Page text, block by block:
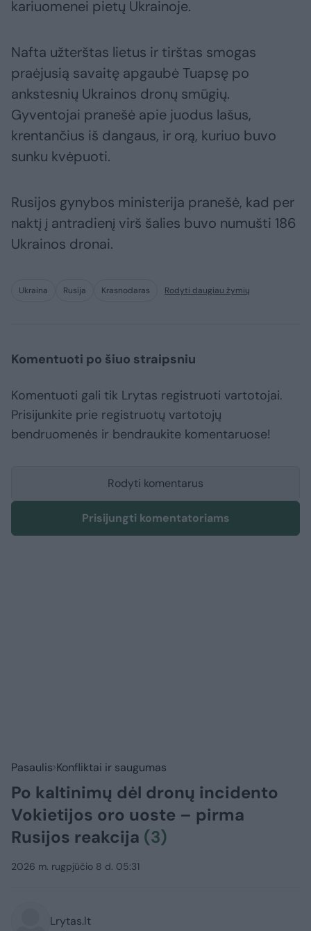
kariuomenei pietų Ukrainoje.
Nafta užterštas lietus ir tirštas smogas
praėjusią savaitę apgaubė Tuapsę po
ankstesnių Ukrainos dronų smūgių.
Gyventojai pranešė apie juodus lašus,
krentančius iš dangaus, ir orą, kuriuo buvo
sunku kvėpuoti.
Rusijos gynybos ministerija pranešė, kad per
naktį į antradienį virš šalies buvo numušti 186
Ukrainos dronai.
Ukraina Rusija Krasnodaras Rodyti daugiau žymių
Komentuoti po šiuo straipsniu
Komentuoti gali tik Lrytas registruoti vartotojai.
Prisijunkite prie registruotų vartotojų
bendruomenės ir bendraukite komentaruose!
Rodyti komentarus
Prisijungti komentatoriams
Pasaulis Konfliktai ir saugumas
Po kaltinimų dėl dronų incidento
Vokietijos oro uoste – pirma
Rusijos reakcija (3)
2026 m. rugpjūčio 8 d. 05:31
Lrytas.lt